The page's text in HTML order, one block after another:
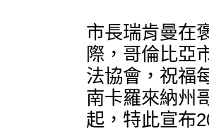
市長瑞肯曼在
際，哥倫比亞
法協會，祝福
南卡羅來納州
起，特此宣布